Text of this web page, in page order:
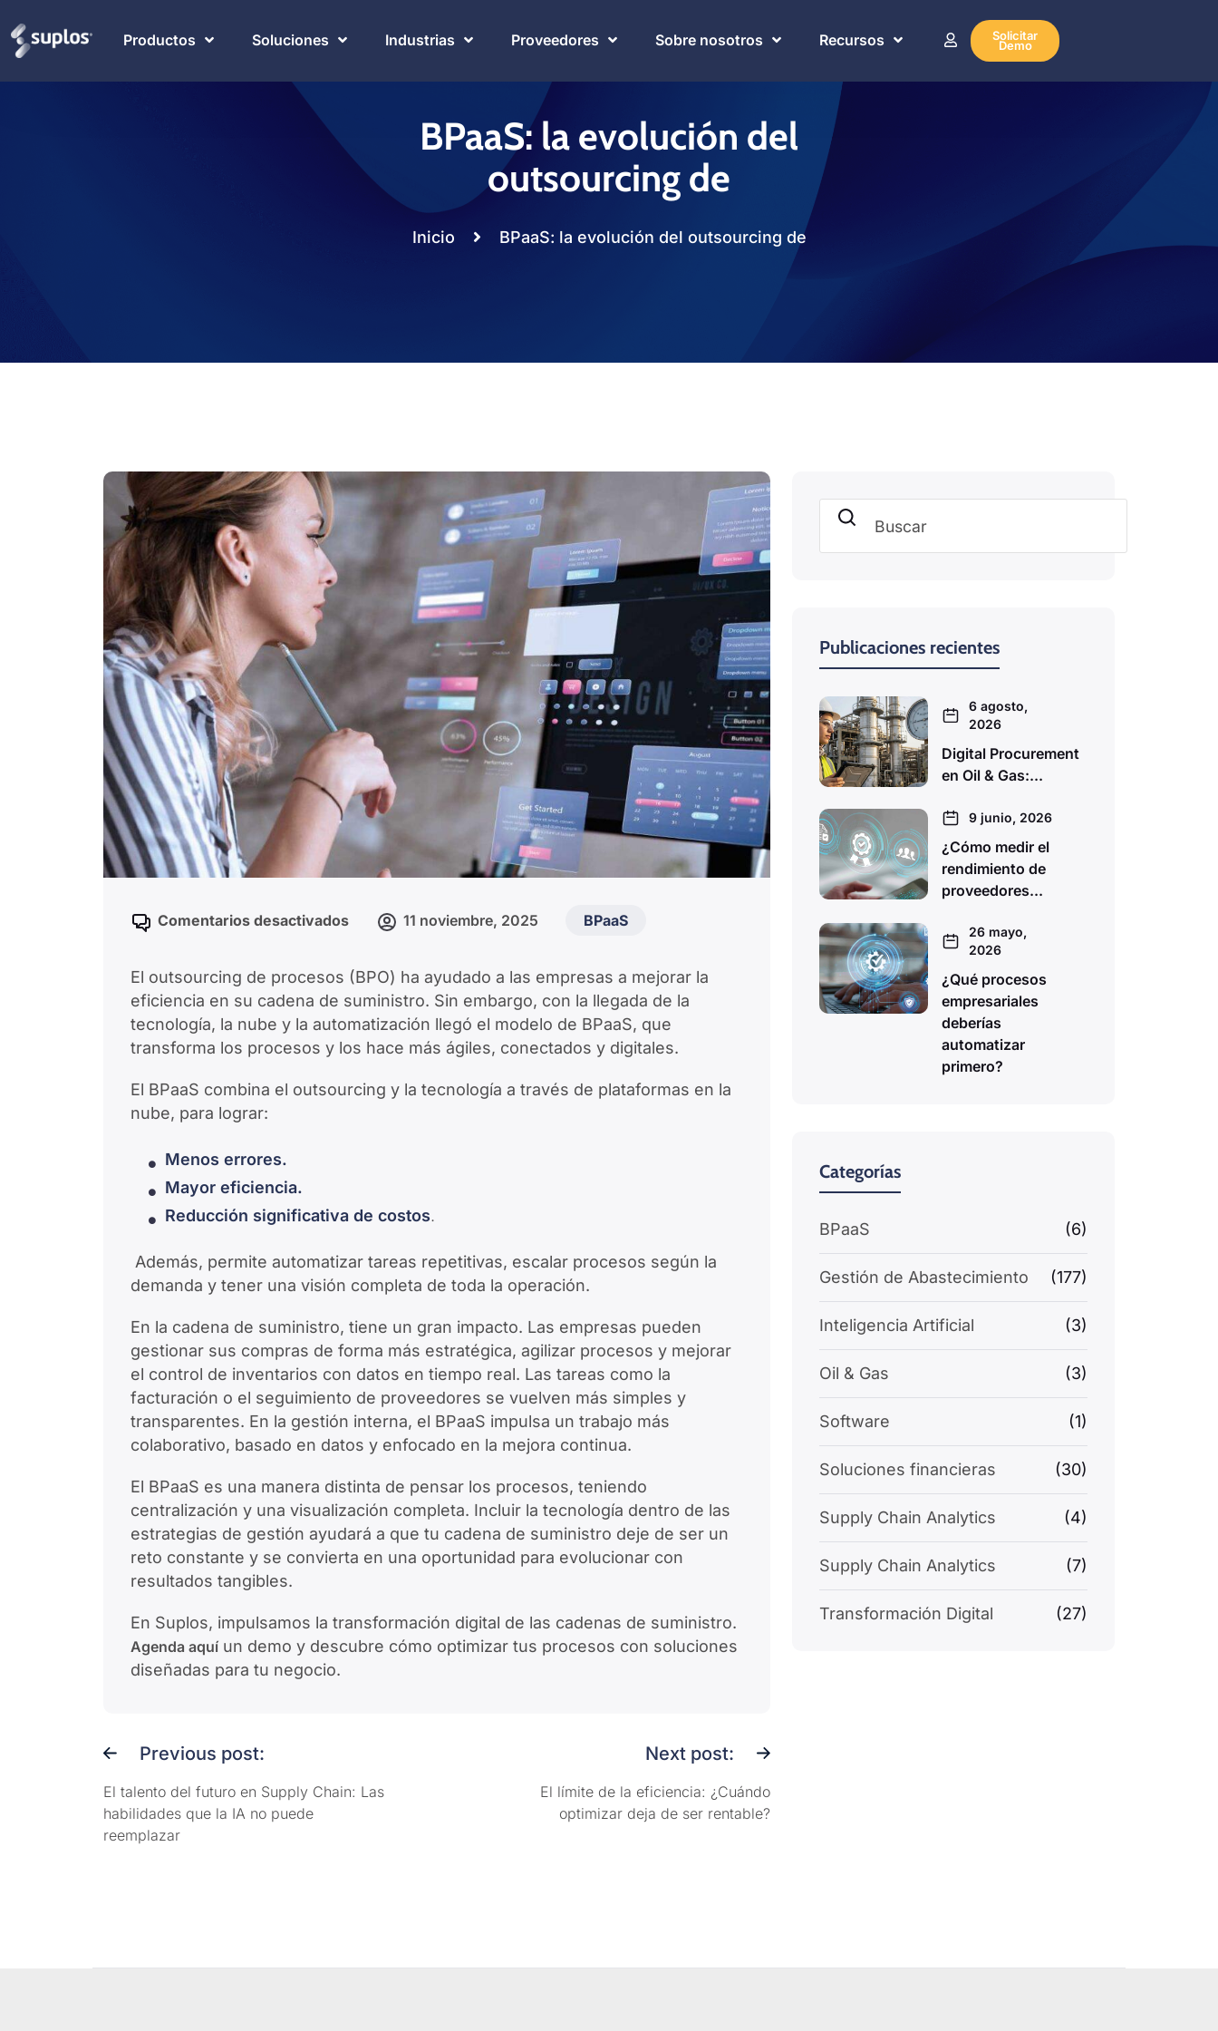
Productos Soluciones Industrias Proveedores Sobre nosotros Recursos Solicitar
Demo
BPaaS: la evolución del
outsourcing de
Inicio BPaaS: la evolución del outsourcing de
Comentarios desactivados 11 noviembre, 2025 BPaaS
El outsourcing de procesos (BPO) ha ayudado a las empresas a mejorar la
eficiencia en su cadena de suministro. Sin embargo, con la llegada de la
tecnología, la nube y la automatización llegó el modelo de BPaaS, que
transforma los procesos y los hace más ágiles, conectados y digitales.
El BPaaS combina el outsourcing y la tecnología a través de plataformas en la
nube, para lograr:
Menos errores.
Mayor eficiencia.
Reducción significativa de costos.
Además, permite automatizar tareas repetitivas, escalar procesos según la
demanda y tener una visión completa de toda la operación.
En la cadena de suministro, tiene un gran impacto. Las empresas pueden
gestionar sus compras de forma más estratégica, agilizar procesos y mejorar
el control de inventarios con datos en tiempo real. Las tareas como la
facturación o el seguimiento de proveedores se vuelven más simples y
transparentes. En la gestión interna, el BPaaS impulsa un trabajo más
colaborativo, basado en datos y enfocado en la mejora continua.
El BPaaS es una manera distinta de pensar los procesos, teniendo
centralización y una visualización completa. Incluir la tecnología dentro de las
estrategias de gestión ayudará a que tu cadena de suministro deje de ser un
reto constante y se convierta en una oportunidad para evolucionar con
resultados tangibles.
En Suplos, impulsamos la transformación digital de las cadenas de suministro.
Agenda aquí un demo y descubre cómo optimizar tus procesos con soluciones
diseñadas para tu negocio.
Previous post:
El talento del futuro en Supply Chain: Las
habilidades que la IA no puede
reemplazar
Next post:
El límite de la eficiencia: ¿Cuándo
optimizar deja de ser rentable?
Buscar
Publicaciones recientes
6 agosto,
2026
Digital Procurement
en Oil & Gas:...
9 junio, 2026
¿Cómo medir el
rendimiento de
proveedores...
26 mayo,
2026
¿Qué procesos
empresariales
deberías
automatizar
primero?
Categorías
BPaaS (6)
Gestión de Abastecimiento (177)
Inteligencia Artificial (3)
Oil & Gas (3)
Software (1)
Soluciones financieras (30)
Supply Chain Analytics (4)
Supply Chain Analytics (7)
Transformación Digital (27)